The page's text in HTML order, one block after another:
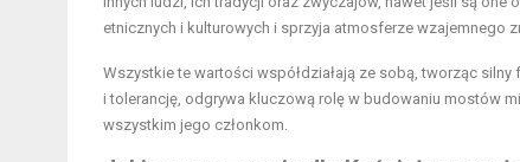
etnicznych i kulturowych i sprzyja atmosferze wzajemnego
Wszystkie te wartości współdziałają ze sobą, tworząc
i tolerancję, odgrywa kluczową rolę w budowaniu mostów
wszystkim jego członkom.